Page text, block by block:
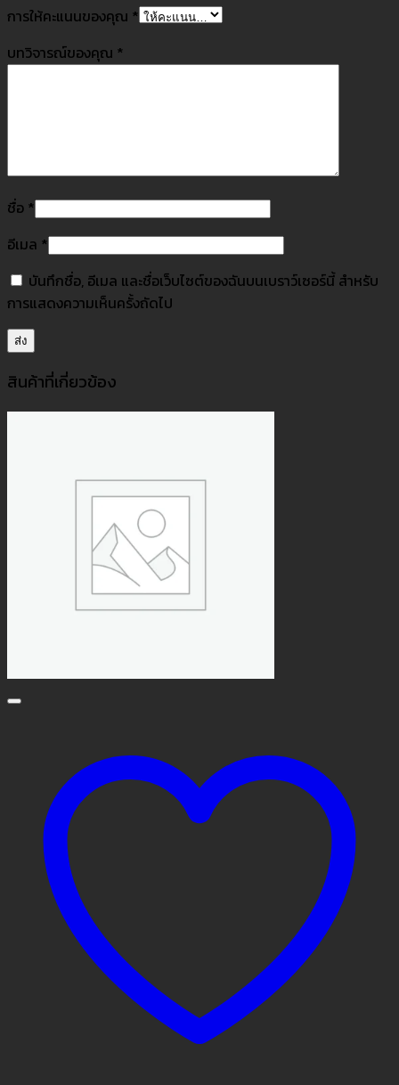
การให้คะแนนของคุณ *
บทวิจารณ์ของคุณ *
ชื่อ *
อีเมล *
บันทึกชื่อ, อีเมล และชื่อเว็บไซต์ของฉันบนเบราว์เซอร์นี้ สำหรับ
การแสดงความเห็นครั้งถัดไป
สินค้าที่เกี่ยวข้อง